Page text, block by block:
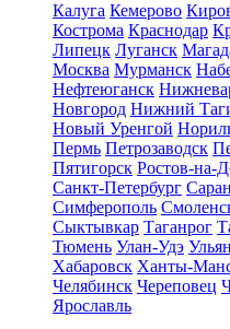
Калуга Кемерово
Кострома Краснодар
Липецк Луганск
Москва Мурманск
Нефтеюганск
Новгород Нижний
Новый Уренгой
Пермь Петрозаводск
Пятигорск Ростов-на-
Санкт-Петербург
Симферополь
Сыктывкар Таганрог
Тюмень Улан-Удэ
Хабаровск Ханты-
Челябинск Череповец
Ярославль